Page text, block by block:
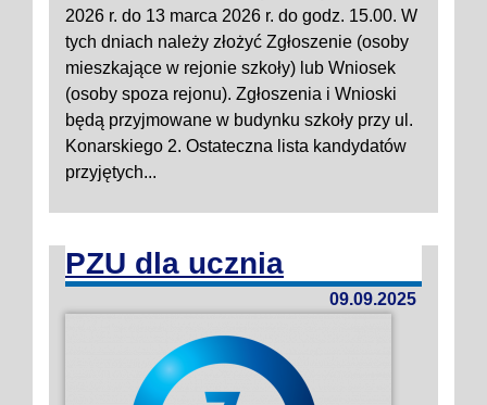
2026 r. do 13 marca 2026 r. do godz. 15.00. W
tych dniach należy złożyć Zgłoszenie (osoby
mieszkające w rejonie szkoły) lub Wniosek
(osoby spoza rejonu). Zgłoszenia i Wnioski
będą przyjmowane w budynku szkoły przy ul.
Konarskiego 2. Ostateczna lista kandydatów
przyjętych...
PZU dla ucznia
09.09.2025